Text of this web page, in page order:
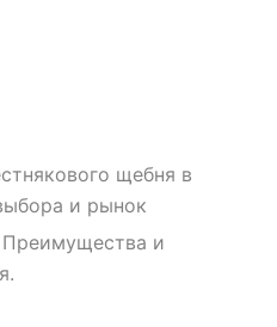
щебня в
и рынок
и